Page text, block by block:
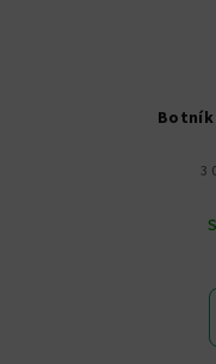
Botník
3